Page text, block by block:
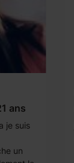
ans
je suis
un